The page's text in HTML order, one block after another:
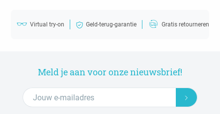
Virtual try-on Geld-terug-garantie Gratis retourneren
Meld je aan voor onze nieuwsbrief!